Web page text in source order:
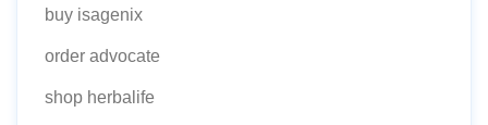
buy isagenix
order advocate
shop herbalife